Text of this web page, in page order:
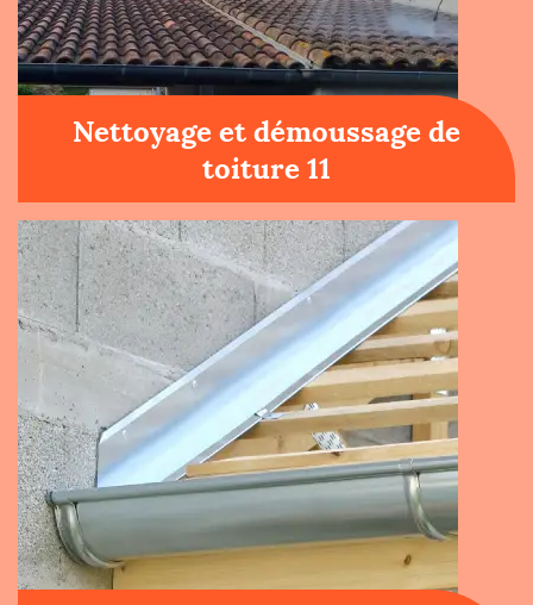
Nettoyage et démoussage de
toiture 11